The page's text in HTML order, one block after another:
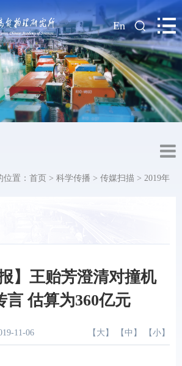
| En
置： 首页 > 科学传播 > 传媒扫描 > 2019年
】王贻芳澄清对撞机
言 估算为360亿元
11-06 【 大 】 【 中 】 【 小 】